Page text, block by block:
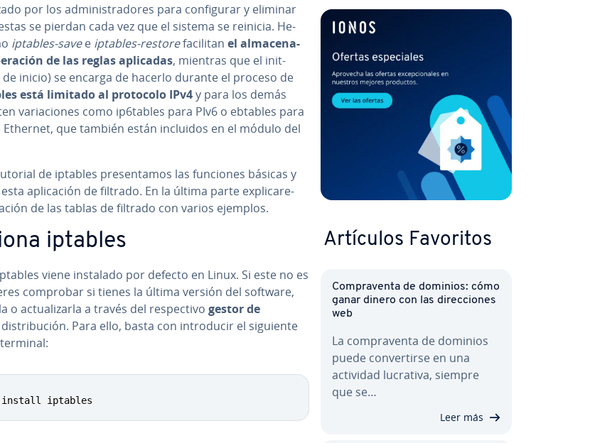
por los ad­mi­ni­s­tra­do­res para co­n­fi­gu­rar y eliminar
se pierdan cada vez que el sistema se reinicia. He­
iptables-savee iptables-restorefacilitan el al­ma­ce­na­
de las reglas aplicadas, mientras que el init-
inicio) se encarga de hacerlo durante el proceso de
está limitado al protocolo IPv4y para los demás
va­ria­cio­nes como ip6tables para PIv6 o ebtables para
Ethernet, que también están incluidos en el módulo del
de iptables pre­se­n­ta­mos las funciones básicas y
apli­ca­ción de filtrado. En la última parte ex­pli­ca­re­
de las tablas de filtrado con varios ejemplos.
iptables
viene instalado por defecto en Linux. Si este no es
comprobar si tienes la última versión del software,
o ac­tua­li­zar­la a través del re­s­pe­c­ti­vo gestor de
Para ello, basta con in­tro­du­cir el siguiente
install iptables
Artículos Favoritos
Co­m­pra­ve­n­ta de dominios: cómo
ganar dinero con las di­re­c­cio­nes
web
La co­m­pra­ve­n­ta de dominios
puede co­n­ve­r­ti­r­se en una
actividad lucrativa, siempre
que se…
Leer más